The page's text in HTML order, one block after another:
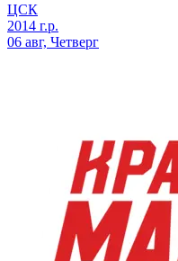
ЦСК
2014 г.р.
06 авг, Четверг